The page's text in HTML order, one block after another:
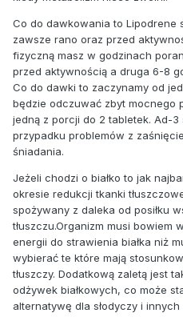
Co do dawkowania to Lipodrene
zawsze rano oraz przed
fizyczną masz w godzinach
przed aktywnością a druga 6-8
Co do dawki to zaczynamy od
będzie odczuwać zbyt mocnego
jedną z porcji do 2 tabletek. Ad-
przypadku problemów z
śniadania.
Jeżeli chodzi o białko to jak
okresie redukcji tkanki
spożywany z daleka od posiłku
tłuszczu.Organizm musi bowiem
energii do strawienia białka niż
wybierać te które mają
tłuszczy. Dodatkową zaletą jest
odżywek białkowych, co może
alternatywę dla słodyczy i innych